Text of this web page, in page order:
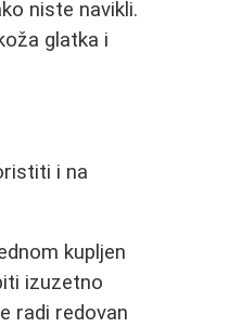
niste navikli.
glatka i
i na
kupljen
izuzetno
radi redovan